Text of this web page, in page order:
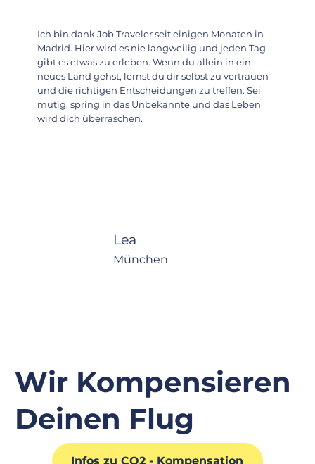
Wir Kompensieren
Deinen Flug
Infos zu CO2 - Kompensation
Ich bin dank Job Traveler seit einigen Monaten in
Madrid. Hier wird es nie langweilig und jeden Tag
gibt es etwas zu erleben. Wenn du allein in ein
neues Land gehst, lernst du dir selbst zu vertrauen
und die richtigen Entscheidungen zu treffen. Sei
mutig, spring in das Unbekannte und das Leben
wird dich überraschen.
Lea
München